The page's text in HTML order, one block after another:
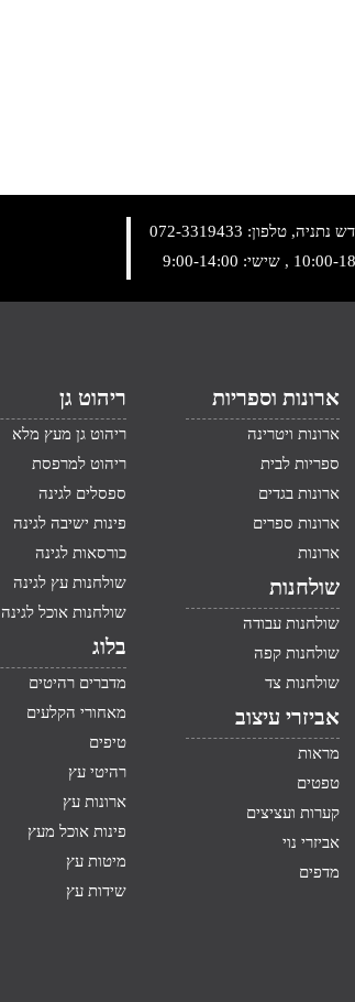
072-3319433
ארונות וספריות
ארונות ויטרינה
ספריות לבית
ארונות בגדים
ארונות ספרים
ארונות
שולחנות
שולחנות עבודה
שולחנות קפה
שולחנות צד
אביזרי עיצוב
מראות
טפטים
קערות ועציצים
אביזרי נוי
מדפים
ריהוט גן
ריהוט גן מעץ מלא
ריהוט למרפסת
ספסלים לגינה
פינות ישיבה לגינה
כורסאות לגינה
שולחנות עץ לגינה
שולחנות אוכל לגינה
בלוג
מדברים רהיטים
מאחורי הקלעים
טיפים
רהיטי עץ
ארונות עץ
פינות אוכל מעץ
מיטות עץ
שידות עץ